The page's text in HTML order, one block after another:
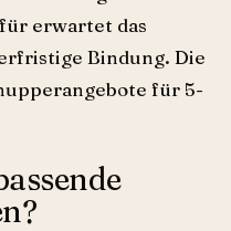
erwartet das
Bindung. Die
für 5-